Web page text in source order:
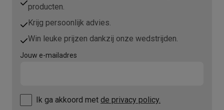
producten.
Krijg persoonlijk advies.
Win leuke prijzen dankzij onze wedstrijden.
Jouw e-mailadres
Ik ga akkoord met de privacy policy.